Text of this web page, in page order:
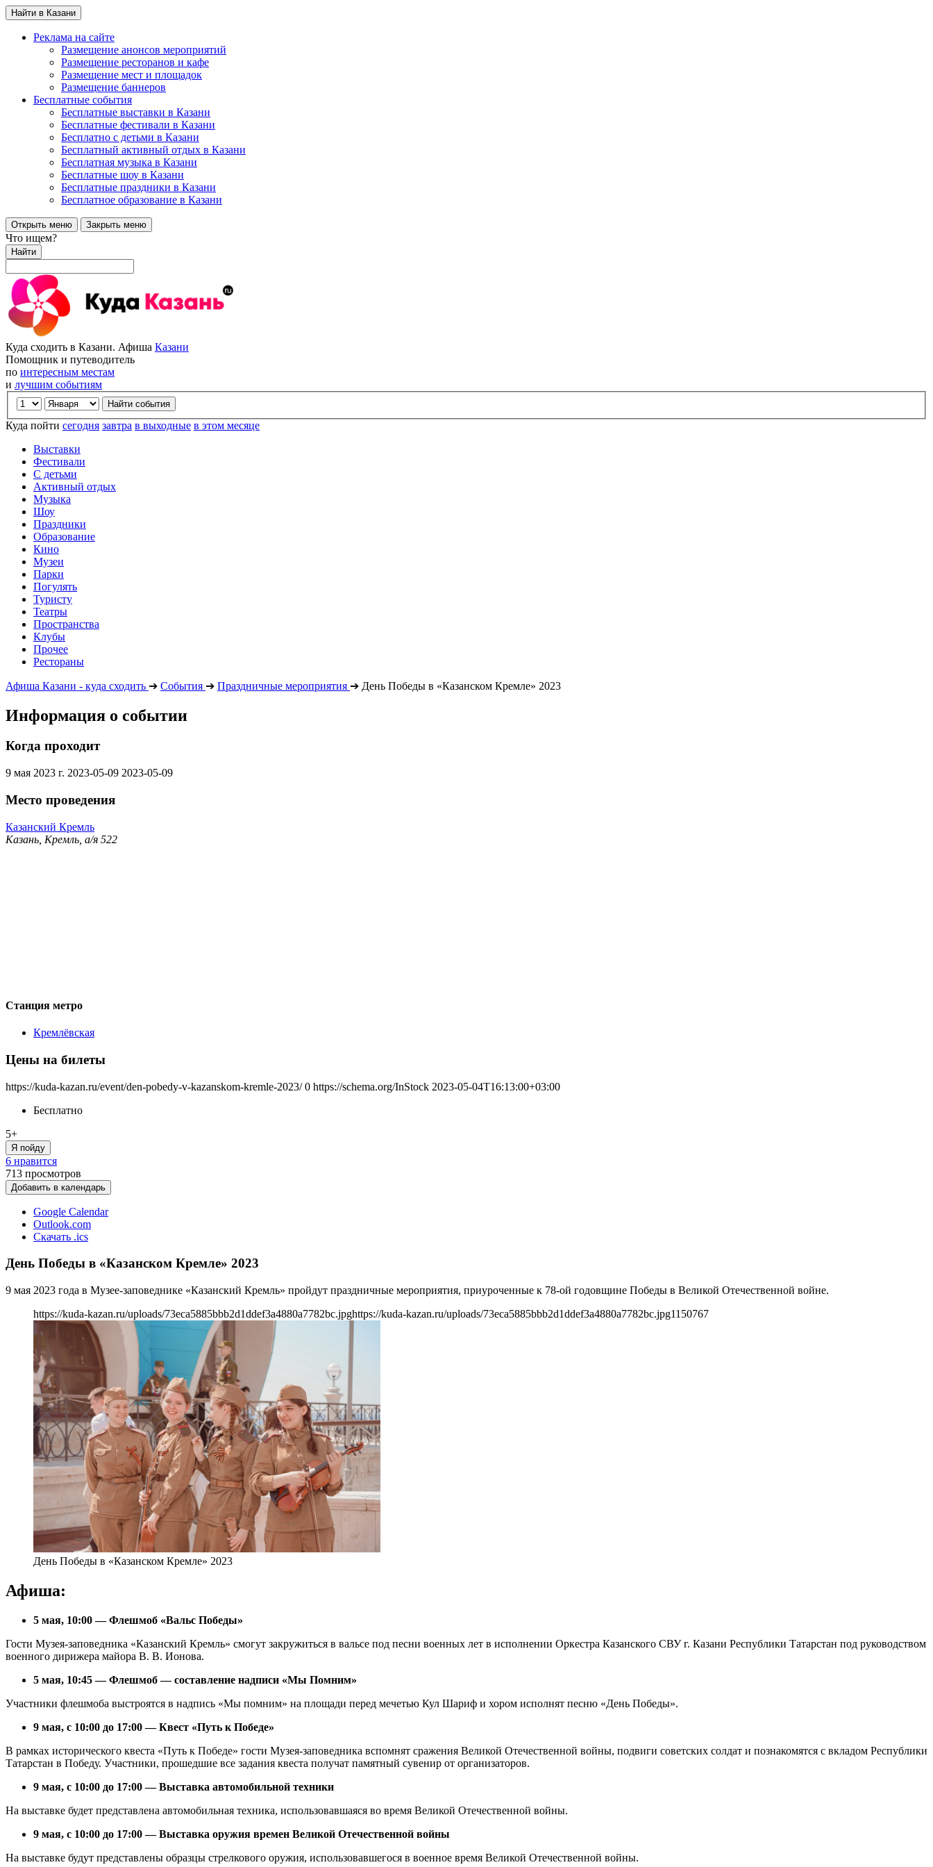
Найти в Казани
Реклама на сайте
Размещение анонсов мероприятий
Размещение ресторанов и кафе
Размещение мест и площадок
Размещение баннеров
Бесплатные события
Бесплатные выставки в Казани
Бесплатные фестивали в Казани
Бесплатно с детьми в Казани
Бесплатный активный отдых в Казани
Бесплатная музыка в Казани
Бесплатные шоу в Казани
Бесплатные праздники в Казани
Бесплатное образование в Казани
Открыть меню Закрыть меню
Что ищем?
Найти
Куда сходить в Казани. Афиша Казани
Помощник и путеводитель
по интересным местам
и лучшим событиям
Куда пойти сегодня завтра в выходные в этом месяце
Выставки
Фестивали
С детьми
Активный отдых
Музыка
Шоу
Праздники
Образование
Кино
Музеи
Парки
Погулять
Туристу
Театры
Пространства
Клубы
Прочее
Рестораны
Афиша Казани - куда сходить ➔ События ➔ Праздничные мероприятия ➔ День Победы в «Казанском Кремле» 2023
Информация о событии
Когда проходит
9 мая 2023 г. 2023-05-09 2023-05-09
Место проведения
Казанский Кремль
Казань, Кремль, а/я 522
Станция метро
Кремлёвская
Цены на билеты
https://kuda-kazan.ru/event/den-pobedy-v-kazanskom-kremle-2023/ 0 https://schema.org/InStock 2023-05-04T16:13:00+03:00
Бесплатно
5+
Я пойду
6 нравится
713 просмотров
Добавить в календарь
Google Calendar
Outlook.com
Скачать .ics
День Победы в «Казанском Кремле» 2023
9 мая 2023 года в Музее-заповеднике «Казанский Кремль» пройдут праздничные мероприятия, приуроченные к 78-ой годовщине Победы в Великой Отечественной войне.
https://kuda-kazan.ru/uploads/73eca5885bbb2d1ddef3a4880a7782bc.jpghttps://kuda-kazan.ru/uploads/73eca5885bbb2d1ddef3a4880a7782bc.jpg1150767
День Победы в «Казанском Кремле» 2023
Афиша:
5 мая, 10:00 — Флешмоб «Вальс Победы»
Гости Музея-заповедника «Казанский Кремль» смогут закружиться в вальсе под песни военных лет в исполнении Оркестра Казанского СВУ г. Казани Республики Татарстан под руководством
военного дирижера майора В. В. Ионова.
5 мая, 10:45 — Флешмоб — составление надписи «Мы Помним»
Участники флешмоба выстроятся в надпись «Мы помним» на площади перед мечетью Кул Шариф и хором исполнят песню «День Победы».
9 мая, с 10:00 до 17:00 — Квест «Путь к Победе»
В рамках исторического квеста «Путь к Победе» гости Музея-заповедника вспомнят сражения Великой Отечественной войны, подвиги советских солдат и познакомятся с вкладом Республики
Татарстан в Победу. Участники, прошедшие все задания квеста получат памятный сувенир от организаторов.
9 мая, с 10:00 до 17:00 — Выставка автомобильной техники
На выставке будет представлена автомобильная техника, использовавшаяся во время Великой Отечественной войны.
9 мая, с 10:00 до 17:00 — Выставка оружия времен Великой Отечественной войны
На выставке будут представлены образцы стрелкового оружия, использовавшегося в военное время Великой Отечественной войны.